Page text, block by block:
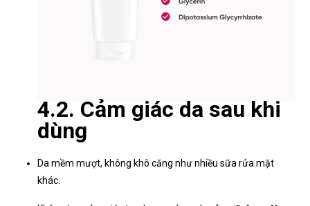
4.2. Cảm giác da sau khi
dùng
Da mềm mượt, không khô căng như nhiều sữa rửa mặt
khác.